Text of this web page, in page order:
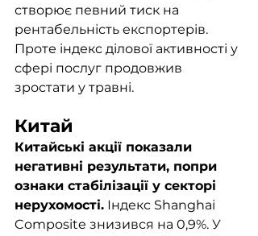
створює певний тиск на
рентабельність експортерів.
Проте індекс ділової активності у
сфері послуг продовжив
зростати у травні.
Китай
Китайські акції показали
негативні результати, попри
ознаки стабілізації у секторі
нерухомості. Індекс Shanghai
Composite знизився на 0,9%. У